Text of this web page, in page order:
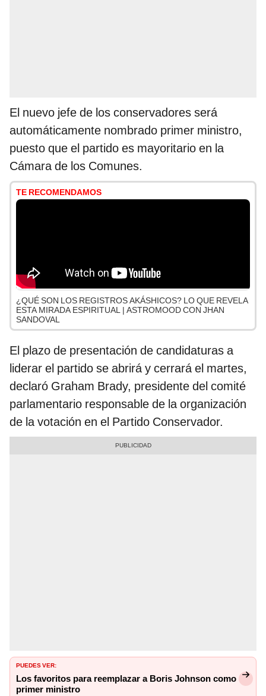
El nuevo jefe de los conservadores será
automáticamente nombrado primer ministro,
puesto que el partido es mayoritario en la
Cámara de los Comunes.
TE RECOMENDAMOS
¿QUÉ SON LOS REGISTROS AKÁSHICOS? LO QUE REVELA
ESTA MIRADA ESPIRITUAL | ASTROMOOD CON JHAN
SANDOVAL
El plazo de presentación de candidaturas a
liderar el partido se abrirá y cerrará el martes,
declaró Graham Brady, presidente del comité
parlamentario responsable de la organización
de la votación en el Partido Conservador.
PUEDES VER:
Los favoritos para reemplazar a Boris Johnson como
primer ministro